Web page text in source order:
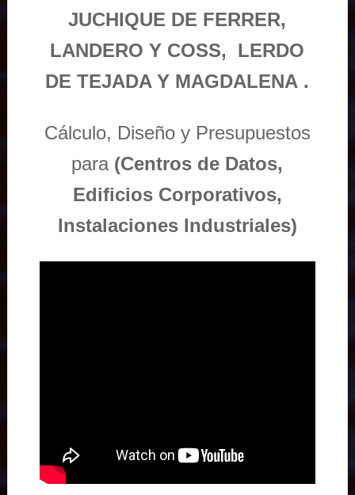
JUCHIQUE DE FERRER,
LANDERO Y COSS, LERDO
DE TEJADA Y MAGDALENA .
Cálculo, Diseño y Presupuestos
para (Centros de Datos,
Edificios Corporativos,
Instalaciones Industriales)